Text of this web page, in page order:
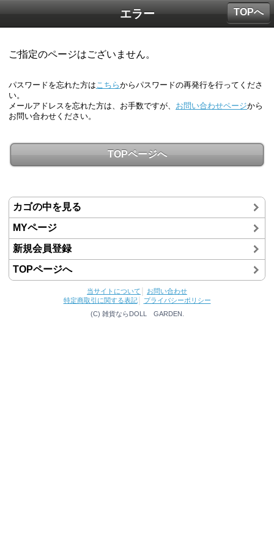
エラー
ご指定のページはございません。
パスワードを忘れた方はこちらからパスワードの再発行を行ってくださ
い。
メールアドレスを忘れた方は、お手数ですが、 お問い合わせページから
お問い合わせください。
TOPページへ
カゴの中を見る
MYページ
新規会員登録
TOPページへ
当サイトについて
お問い合わせ
特定商取引に関する表記│
プライバシーポリシー
(C) 雑貨ならDOLL GARDEN.
TOPへ